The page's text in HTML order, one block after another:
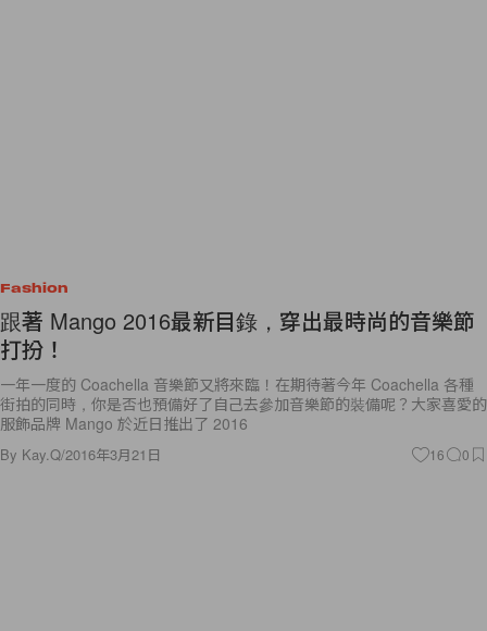
Fashion
跟著 Mango 2016最新目錄，穿出最時尚的音樂節
打扮！
一年一度的 Coachella 音樂節又將來臨！在期待著今年 Coachella 各種
街拍的同時，你是否也預備好了自己去參加音樂節的裝備呢？大家喜愛的
服飾品牌 Mango 於近日推出了 2016
By Kay.Q/2016年3月21日 16 0